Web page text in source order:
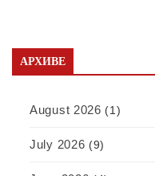
АРХИВЕ
August 2026 (1)
July 2026 (9)